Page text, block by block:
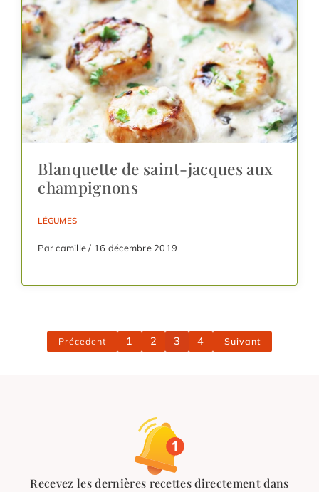
Blanquette de saint-jacques aux
champignons
LÉGUMES
Par camille / 16 décembre 2019
Précedent 1 2 3 4 Suivant
Recevez les dernières recettes directement dans